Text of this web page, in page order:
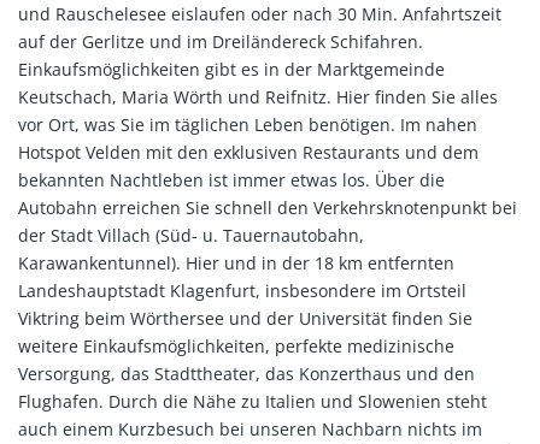
und Rauschelesee eislaufen oder nach 30 Min. Anfahrtszeit
auf der Gerlitze und im Dreiländereck Schifahren.
Einkaufsmöglichkeiten gibt es in der Marktgemeinde
Keutschach, Maria Wörth und Reifnitz. Hier finden Sie alles
vor Ort, was Sie im täglichen Leben benötigen. Im nahen
Hotspot Velden mit den exklusiven Restaurants und dem
bekannten Nachtleben ist immer etwas los. Über die
Autobahn erreichen Sie schnell den Verkehrsknotenpunkt bei
der Stadt Villach (Süd- u. Tauernautobahn,
Karawankentunnel). Hier und in der 18 km entfernten
Landeshauptstadt Klagenfurt, insbesondere im Ortsteil
Viktring beim Wörthersee und der Universität finden Sie
weitere Einkaufsmöglichkeiten, perfekte medizinische
Versorgung, das Stadttheater, das Konzerthaus und den
Flughafen. Durch die Nähe zu Italien und Slowenien steht
auch einem Kurzbesuch bei unseren Nachbarn nichts im